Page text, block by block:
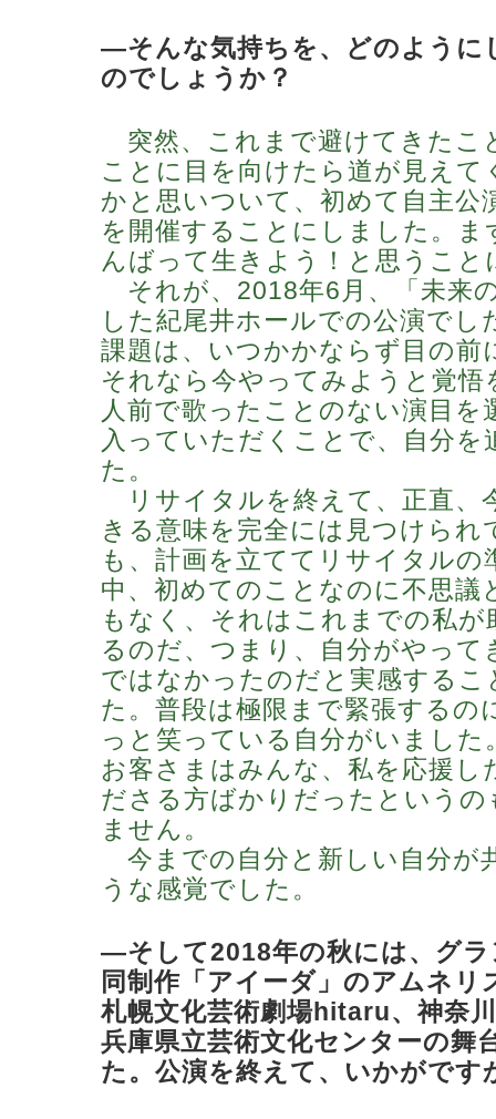
―そんな気持ちを、どのように
のでしょうか？
突然、これまで避けてきたこ
ことに目を向けたら道が見えて
かと思いついて、初めて自主公
を開催することにしました。
んばって生きよう！と思うこと
それが、2018年6月、「未来
した紀尾井ホールでの公演でし
課題は、いつかかならず目の前
それなら今やってみようと覚悟
人前で歌ったことのない演目を
入っていただくことで、自分を
た。
リサイタルを終えて、正直、
きる意味を完全には見つけられ
も、計画を立ててリサイタルの
中、初めてのことなのに不思議
もなく、それはこれまでの私
るのだ、つまり、自分がやって
ではなかったのだと実感する
た。普段は極限まで緊張するの
っと笑っている自分がいました
お客さまはみんな、私を応援し
ださる方ばかりだったという
ません。
今までの自分と新しい自分が
うな感覚でした。
―そして2018年の秋には、グ
同制作「アイーダ」のアムネリ
札幌文化芸術劇場hitaru、神奈
兵庫県立芸術文化センターの舞
た。公演を終えて、いかがです